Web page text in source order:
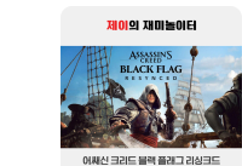
략 [복각] | 블루 아카
이브